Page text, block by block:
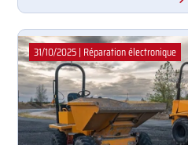
31/10/2025 | Réparation électronique